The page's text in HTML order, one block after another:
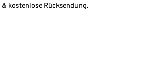
kostenlose Rücksendung.